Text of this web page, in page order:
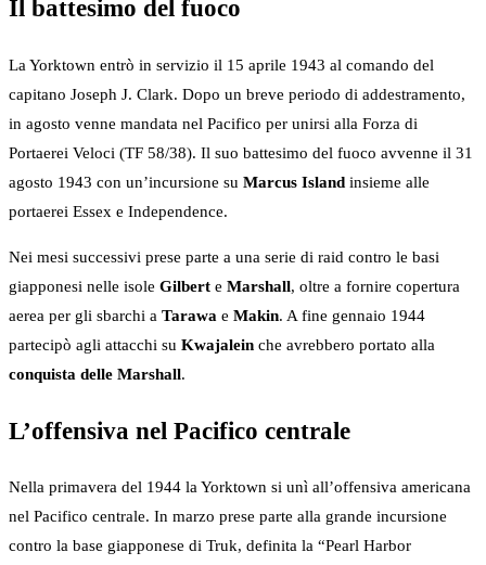
Il battesimo del fuoco
La Yorktown entrò in servizio il 15 aprile 1943 al comando del
capitano Joseph J. Clark. Dopo un breve periodo di addestramento,
in agosto venne mandata nel Pacifico per unirsi alla Forza di
Portaerei Veloci (TF 58/38). Il suo battesimo del fuoco avvenne il 31
agosto 1943 con un’incursione su Marcus Island insieme alle
portaerei Essex e Independence.
Nei mesi successivi prese parte a una serie di raid contro le basi
giapponesi nelle isole Gilbert e Marshall, oltre a fornire copertura
aerea per gli sbarchi a Tarawa e Makin. A fine gennaio 1944
partecipò agli attacchi su Kwajalein che avrebbero portato alla
conquista delle Marshall.
L’offensiva nel Pacifico centrale
Nella primavera del 1944 la Yorktown si unì all’offensiva americana
nel Pacifico centrale. In marzo prese parte alla grande incursione
contro la base giapponese di Truk, definita la “Pearl Harbor